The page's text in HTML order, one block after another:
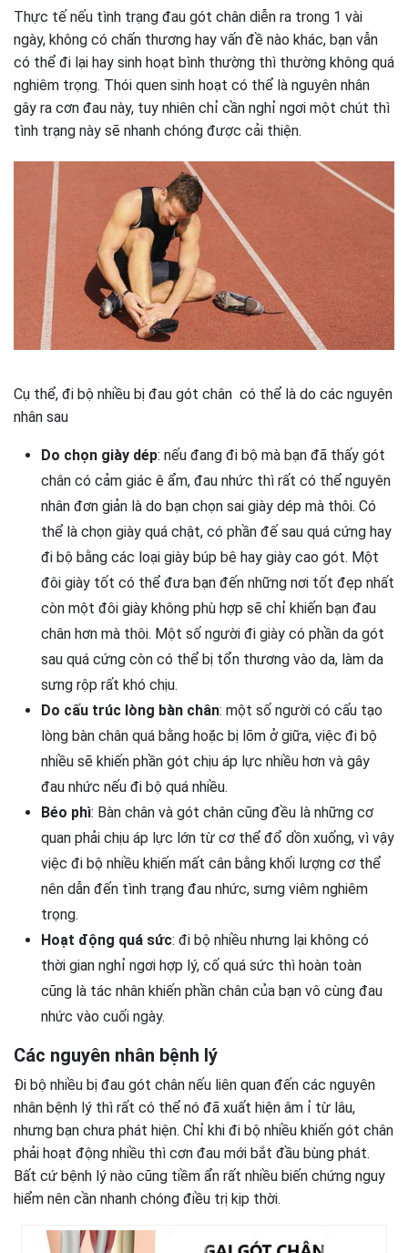
Thực tế nếu tình trạng đau gót chân diễn ra trong 1 vài
ngày, không có chấn thương hay vấn đề nào khác, bạn vẫn
có thể đi lại hay sinh hoạt bình thường thì thường không quá
nghiêm trọng. Thói quen sinh hoạt có thể là nguyên nhân
gây ra cơn đau này, tuy nhiên chỉ cần nghỉ ngơi một chút thì
tình trạng này sẽ nhanh chóng được cải thiện.
Cụ thể, đi bộ nhiều bị đau gót chân có thể là do các nguyên
nhân sau
Do chọn giày dép: nếu đang đi bộ mà bạn đã thấy gót
chân có cảm giác ê ẩm, đau nhức thì rất có thể nguyên
nhân đơn giản là do bạn chọn sai giày dép mà thôi. Có
thể là chọn giày quá chật, có phần đế sau quá cứng hay
đi bộ bằng các loại giày búp bê hay giày cao gót. Một
đôi giày tốt có thể đưa bạn đến những nơi tốt đẹp nhất
còn một đôi giày không phù hợp sẽ chỉ khiến bạn đau
chân hơn mà thôi. Một số người đi giày có phần da gót
sau quá cứng còn có thể bị tổn thương vào da, làm da
sưng rộp rất khó chịu.
Do cấu trúc lòng bàn chân: một số người có cấu tạo
lòng bàn chân quá bằng hoặc bị lõm ở giữa, việc đi bộ
nhiều sẽ khiến phần gót chịu áp lực nhiều hơn và gây
đau nhức nếu đi bộ quá nhiều.
Béo phì: Bàn chân và gót chân cũng đều là những cơ
quan phải chịu áp lực lớn từ cơ thể đổ dồn xuống, vì vậy
việc đi bộ nhiều khiến mất cân bằng khối lượng cơ thể
nên dẫn đến tình trạng đau nhức, sưng viêm nghiêm
trọng.
Hoạt động quá sức: đi bộ nhiều nhưng lại không có
thời gian nghỉ ngơi hợp lý, cố quá sức thì hoàn toàn
cũng là tác nhân khiến phần chân của bạn vô cùng đau
nhức vào cuối ngày.
Các nguyên nhân bệnh lý
Đi bộ nhiều bị đau gót chân nếu liên quan đến các nguyên
nhân bệnh lý thì rất có thể nó đã xuất hiện âm ỉ từ lâu,
nhưng bạn chưa phát hiện. Chỉ khi đi bộ nhiều khiến gót chân
phải hoạt động nhiều thì cơn đau mới bắt đầu bùng phát.
Bất cứ bệnh lý nào cũng tiềm ẩn rất nhiều biến chứng nguy
hiểm nên cần nhanh chóng điều trị kịp thời.